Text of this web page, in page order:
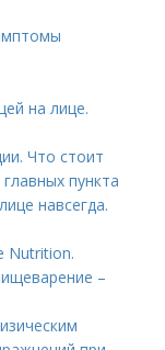
на лице.
Что стоит
пункта
навсегда.
Nutrition.
–